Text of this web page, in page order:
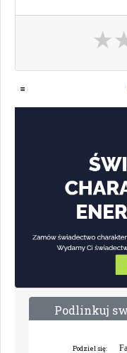
Podlinkuj sw
Podziel się: